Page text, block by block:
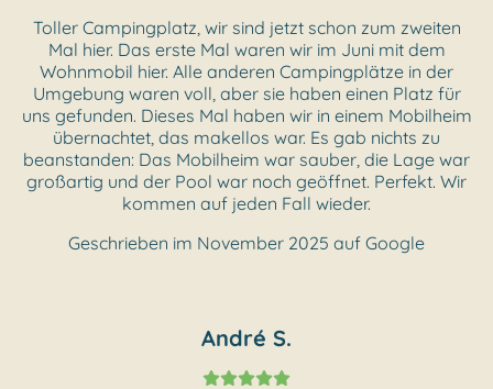
Toller Campingplatz, wir sind jetzt schon zum zweiten
Mal hier. Das erste Mal waren wir im Juni mit dem
Wohnmobil hier. Alle anderen Campingplätze in der
Umgebung waren voll, aber sie haben einen Platz für
uns gefunden. Dieses Mal haben wir in einem Mobilheim
übernachtet, das makellos war. Es gab nichts zu
beanstanden: Das Mobilheim war sauber, die Lage war
großartig und der Pool war noch geöffnet. Perfekt. Wir
kommen auf jeden Fall wieder.
Geschrieben im November 2025 auf Google
André S.